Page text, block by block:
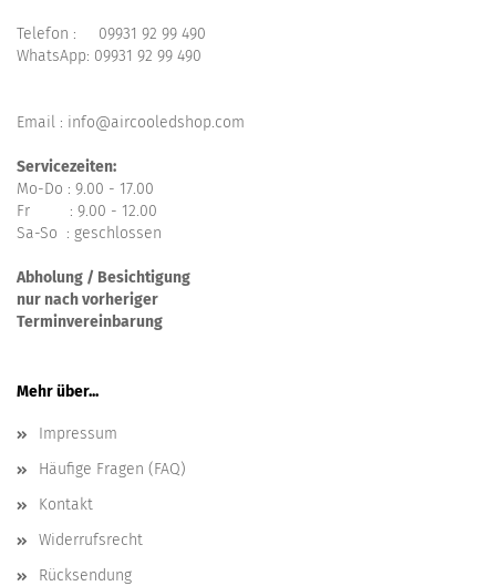
Telefon : 09931 92 99 490
WhatsApp: 09931 92 99 490
Email : info@aircooledshop.com
Servicezeiten:
Mo-Do : 9.00 - 17.00
Fr : 9.00 - 12.00
Sa-So : geschlossen
Abholung / Besichtigung
nur nach vorheriger
Terminvereinbarung
Mehr über...
Impressum
Häufige Fragen (FAQ)
Kontakt
Widerrufsrecht
Rücksendung